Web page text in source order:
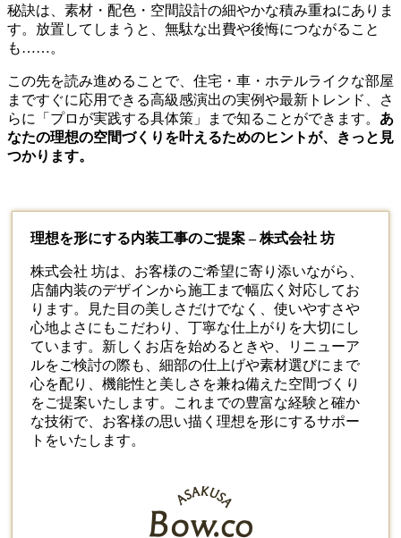
秘訣は、素材・配色・空間設計の細やかな積み重ねにありま
す。放置してしまうと、無駄な出費や後悔につながること
も……。
この先を読み進めることで、住宅・車・ホテルライクな部屋
まですぐに応用できる高級感演出の実例や最新トレンド、さ
らに「プロが実践する具体策」まで知ることができます。 あ
なたの理想の空間づくりを叶えるためのヒントが、きっと見
つかります。
理想を形にする内装工事のご提案 – 株式会社 坊
株式会社 坊は、お客様のご希望に寄り添いながら、
店舗内装のデザインから施工まで幅広く対応してお
ります。見た目の美しさだけでなく、使いやすさや
心地よさにもこだわり、丁寧な仕上がりを大切にし
ています。新しくお店を始めるときや、リニューア
ルをご検討の際も、細部の仕上げや素材選びにまで
心を配り、機能性と美しさを兼ね備えた空間づくり
をご提案いたします。これまでの豊富な経験と確か
な技術で、お客様の思い描く理想を形にするサポー
トをいたします。